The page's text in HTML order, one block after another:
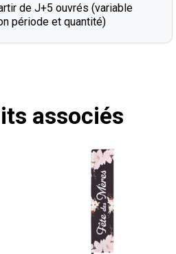
de J+5 ouvrés (variable
période et quantité)
associés